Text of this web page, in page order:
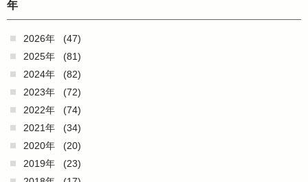
年
2026年
(47)
2025年
(81)
2024年
(82)
2023年
(72)
2022年
(74)
2021年
(34)
2020年
(20)
2019年
(23)